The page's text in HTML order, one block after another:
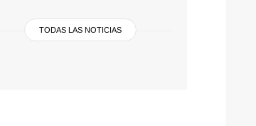
TODAS LAS NOTICIAS